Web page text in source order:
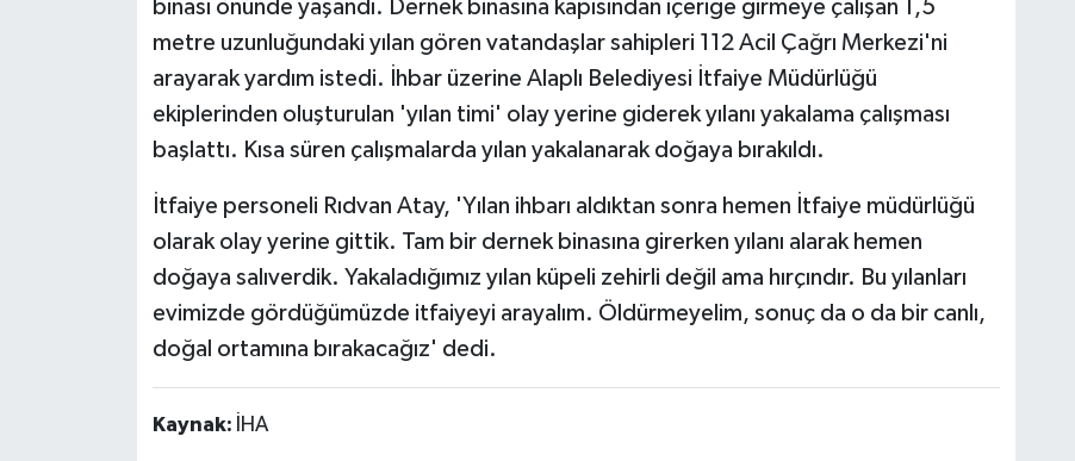
binası önünde yaşandı. Dernek binasına kapısından içeriğe girmeye çalışan 1,5
metre uzunluğundaki yılan gören vatandaşlar sahipleri 112 Acil Çağrı Merkezi'ni
arayarak yardım istedi. İhbar üzerine Alaplı Belediyesi İtfaiye Müdürlüğü
ekiplerinden oluşturulan 'yılan timi' olay yerine giderek yılanı yakalama çalışması
başlattı. Kısa süren çalışmalarda yılan yakalanarak doğaya bırakıldı.
İtfaiye personeli Rıdvan Atay, 'Yılan ihbarı aldıktan sonra hemen İtfaiye müdürlüğü
olarak olay yerine gittik. Tam bir dernek binasına girerken yılanı alarak hemen
doğaya salıverdik. Yakaladığımız yılan küpeli zehirli değil ama hırçındır. Bu yılanları
evimizde gördüğümüzde itfaiyeyi arayalım. Öldürmeyelim, sonuç da o da bir canlı,
doğal ortamına bırakacağız' dedi.
Kaynak: İHA